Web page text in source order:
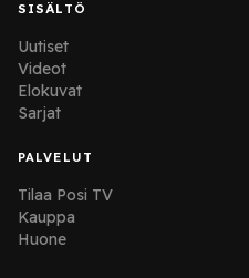
SISÄLTÖ
Uutiset
Videot
Elokuvat
Sarjat
PALVELUT
Tilaa Posi TV
Kauppa
Huone